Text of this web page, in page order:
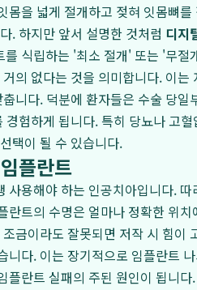
을 넓게 절개하고 젖혀 잇몸뼈
. 하지만 앞서 설명한 것처럼 디지
식립하는 '최소 절개' 또는 '무절
의 없다는 것을 의미합니다. 이는
니다. 덕분에 환자들은 수술 당일
험하게 됩니다. 특히 당뇨나 고
택이 될 수 있습니다.
플란트
용해야 하는 인공치아입니다.
트의 수명은 얼마나 정확한 위
금이라도 잘못되면 저작 시 힘이
다. 이는 장기적으로 임플란트
플란트 실패의 주된 원인이 됩니다.